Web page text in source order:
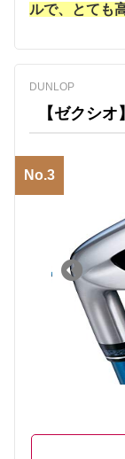
ルで、とても
DUNLOP
【ゼクシ
No.3